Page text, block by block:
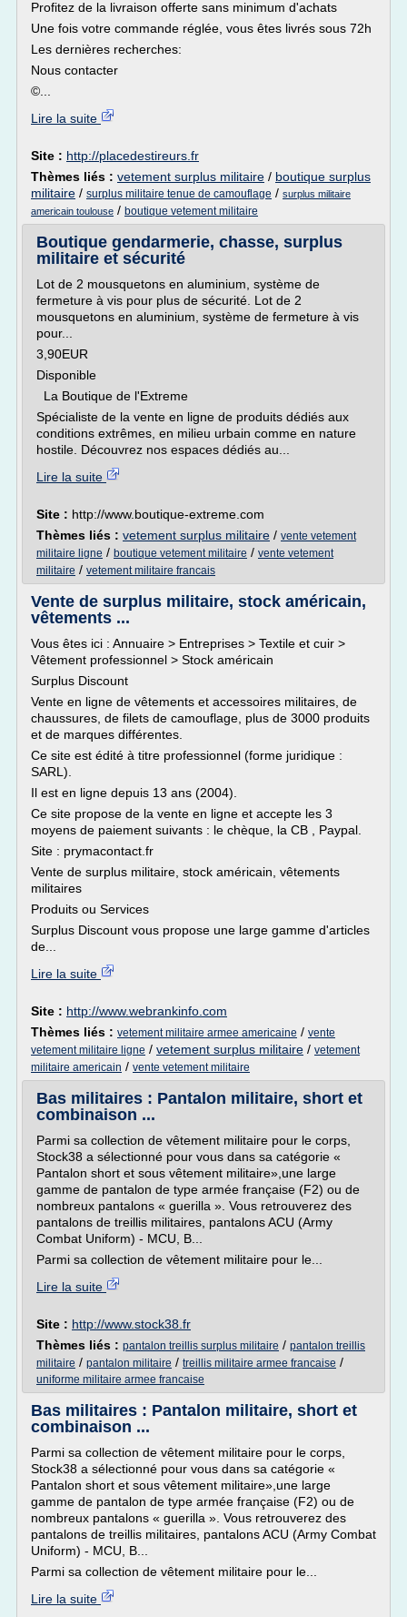
Profitez de la livraison offerte sans minimum d'achats
Une fois votre commande réglée, vous êtes livrés sous 72h
Les dernières recherches:
Nous contacter
©...
Lire la suite
Site : http://placedestireurs.fr
Thèmes liés : vetement surplus militaire / boutique surplus
militaire / surplus militaire tenue de camouflage / surplus militaire
americain toulouse / boutique vetement militaire
Boutique gendarmerie, chasse, surplus
militaire et sécurité
Lot de 2 mousquetons en aluminium, système de
fermeture à vis pour plus de sécurité. Lot de 2
mousquetons en aluminium, système de fermeture à vis
pour...
3,90EUR
Disponible
La Boutique de l'Extreme
Spécialiste de la vente en ligne de produits dédiés aux
conditions extrêmes, en milieu urbain comme en nature
hostile. Découvrez nos espaces dédiés au...
Lire la suite
Site : http://www.boutique-extreme.com
Thèmes liés : vetement surplus militaire / vente vetement
militaire ligne / boutique vetement militaire / vente vetement
militaire / vetement militaire francais
Vente de surplus militaire, stock américain,
vêtements ...
Vous êtes ici : Annuaire > Entreprises > Textile et cuir >
Vêtement professionnel > Stock américain
Surplus Discount
Vente en ligne de vêtements et accessoires militaires, de
chaussures, de filets de camouflage, plus de 3000 produits
et de marques différentes.
Ce site est édité à titre professionnel (forme juridique :
SARL).
Il est en ligne depuis 13 ans (2004).
Ce site propose de la vente en ligne et accepte les 3
moyens de paiement suivants : le chèque, la CB , Paypal.
Site : prymacontact.fr
Vente de surplus militaire, stock américain, vêtements
militaires
Produits ou Services
Surplus Discount vous propose une large gamme d'articles
de...
Lire la suite
Site : http://www.webrankinfo.com
Thèmes liés : vetement militaire armee americaine / vente
vetement militaire ligne / vetement surplus militaire / vetement
militaire americain / vente vetement militaire
Bas militaires : Pantalon militaire, short et
combinaison ...
Parmi sa collection de vêtement militaire pour le corps,
Stock38 a sélectionné pour vous dans sa catégorie «
Pantalon short et sous vêtement militaire»,une large
gamme de pantalon de type armée française (F2) ou de
nombreux pantalons « guerilla ». Vous retrouverez des
pantalons de treillis militaires, pantalons ACU (Army
Combat Uniform) - MCU, B...
Parmi sa collection de vêtement militaire pour le...
Lire la suite
Site : http://www.stock38.fr
Thèmes liés : pantalon treillis surplus militaire / pantalon treillis
militaire / pantalon militaire / treillis militaire armee francaise /
uniforme militaire armee francaise
Bas militaires : Pantalon militaire, short et
combinaison ...
Parmi sa collection de vêtement militaire pour le corps,
Stock38 a sélectionné pour vous dans sa catégorie «
Pantalon short et sous vêtement militaire»,une large
gamme de pantalon de type armée française (F2) ou de
nombreux pantalons « guerilla ». Vous retrouverez des
pantalons de treillis militaires, pantalons ACU (Army Combat
Uniform) - MCU, B...
Parmi sa collection de vêtement militaire pour le...
Lire la suite